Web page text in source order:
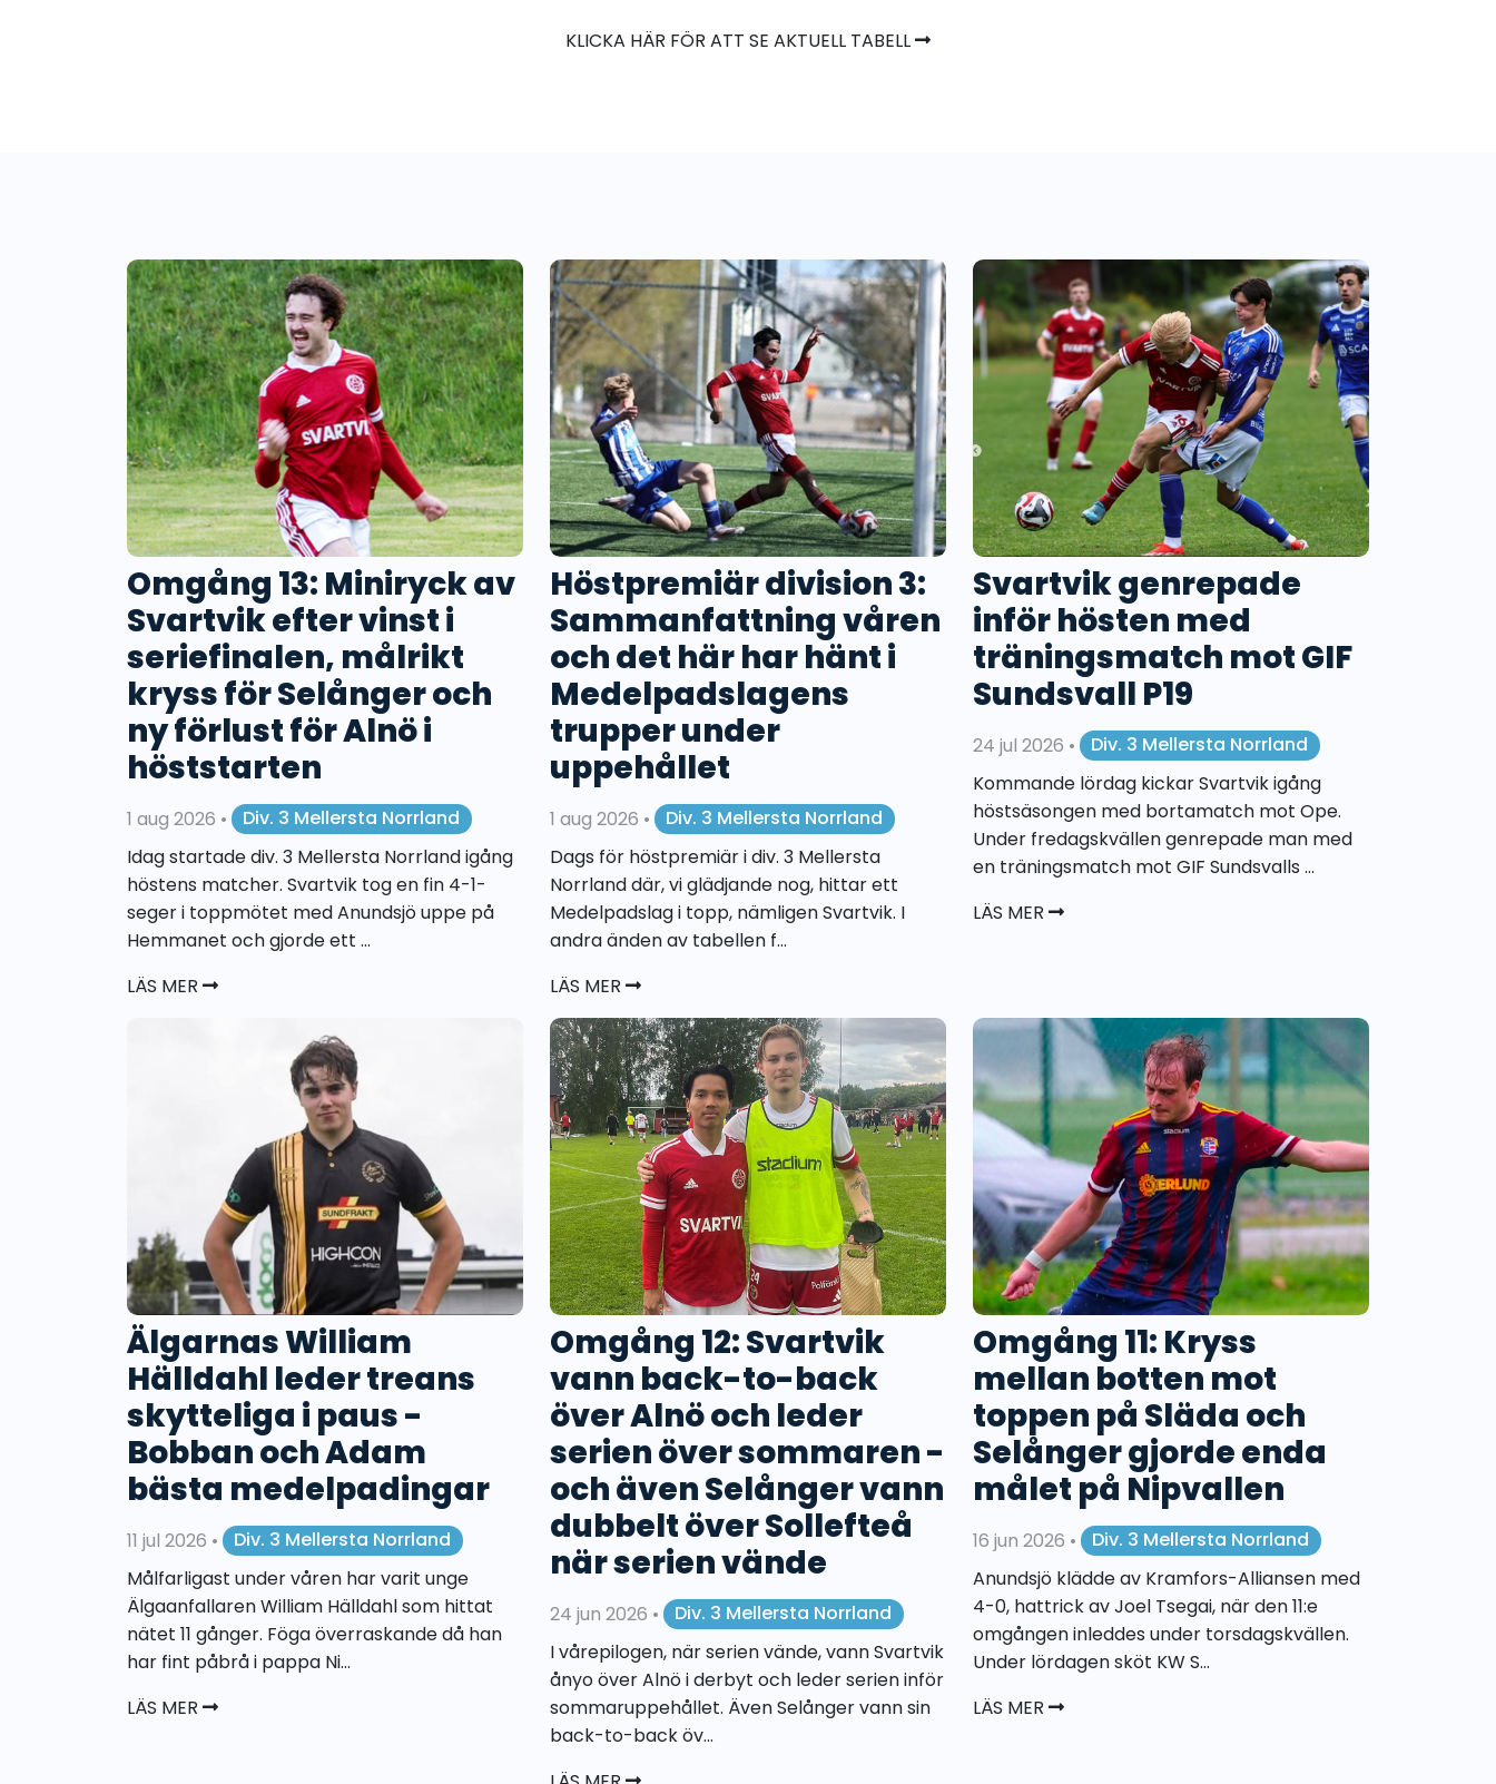
KLICKA HÄR FÖR ATT SE AKTUELL TABELL
Omgång 13: Miniryck av
Svartvik efter vinst i
seriefinalen, målrikt
kryss för Selånger och
ny förlust för Alnö i
höststarten
1 aug 2026 •
Div. 3 Mellersta Norrland
Idag startade div. 3 Mellersta Norrland igång
höstens matcher. Svartvik tog en fin 4-1-
seger i toppmötet med Anundsjö uppe på
Hemmanet och gjorde ett ...
LÄS MER
Höstpremiär division 3:
Sammanfattning våren
och det här har hänt i
Medelpadslagens
trupper under
uppehållet
1 aug 2026 •
Div. 3 Mellersta Norrland
Dags för höstpremiär i div. 3 Mellersta
Norrland där, vi glädjande nog, hittar ett
Medelpadslag i topp, nämligen Svartvik. I
andra änden av tabellen f...
LÄS MER
Svartvik genrepade
inför hösten med
träningsmatch mot GIF
Sundsvall P19
24 jul 2026 •
Div. 3 Mellersta Norrland
Kommande lördag kickar Svartvik igång
höstsäsongen med bortamatch mot Ope.
Under fredagskvällen genrepade man med
en träningsmatch mot GIF Sundsvalls ...
LÄS MER
Älgarnas William
Hälldahl leder treans
skytteliga i paus -
Bobban och Adam
bästa medelpadingar
11 jul 2026 •
Div. 3 Mellersta Norrland
Målfarligast under våren har varit unge
Älgaanfallaren William Hälldahl som hittat
nätet 11 gånger. Föga överraskande då han
har fint påbrå i pappa Ni...
LÄS MER
Omgång 12: Svartvik
vann back-to-back
över Alnö och leder
serien över sommaren -
och även Selånger vann
dubbelt över Sollefteå
när serien vände
24 jun 2026 •
Div. 3 Mellersta Norrland
I vårepilogen, när serien vände, vann Svartvik
ånyo över Alnö i derbyt och leder serien inför
sommaruppehållet. Även Selånger vann sin
back-to-back öv...
Omgång 11: Kryss
mellan botten mot
toppen på Släda och
Selånger gjorde enda
målet på Nipvallen
16 jun 2026 •
Div. 3 Mellersta Norrland
Anundsjö klädde av Kramfors-Alliansen med
4-0, hattrick av Joel Tsegai, när den 11:e
omgången inleddes under torsdagskvällen.
Under lördagen sköt KW S...
LÄS MER